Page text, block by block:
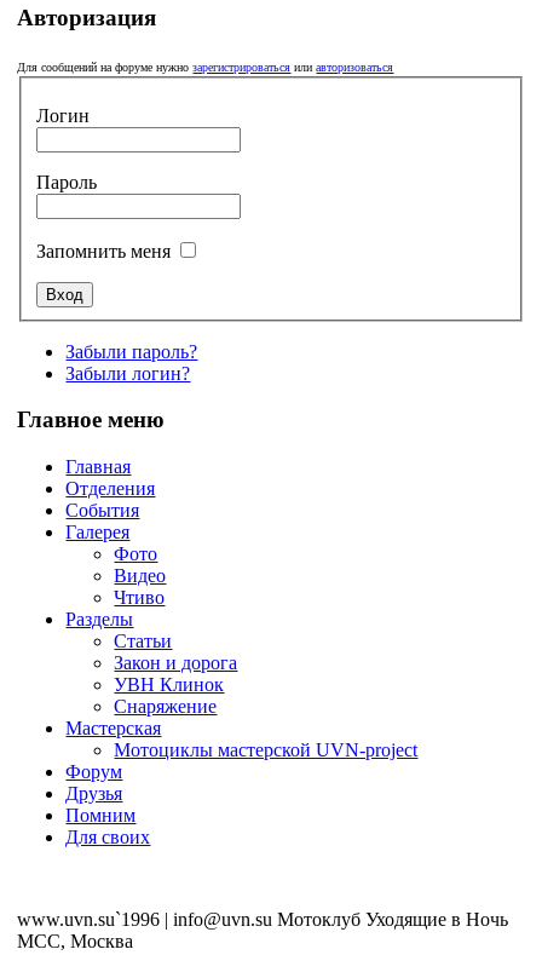
Авторизация
Для сообщений на форуме нужнозарегистрироваться илиавторизоваться
Логин
Пароль
Запомнить меня
Забыли пароль?
Забыли логин?
Главное меню
Главная
Отделения
События
Галерея
Фото
Видео
Чтиво
Разделы
Статьи
Закон и дорога
УВН Клинок
Снаряжение
Мастерская
Мотоциклы мастерской UVN-project
Форум
Друзья
Помним
Для своих
www.uvn.su`1996 | info@uvn.su Мотоклуб Уходящие в Ночь
MCC, Москва